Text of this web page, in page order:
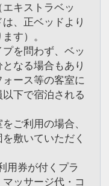
キストラベッ
、正ベッドより
す）。
を問わず、ベッ
なる場合もあり
ース等の客室に
下で宿泊される
ご利用の場合、
敷いていただく
用券が付くプラ
ッサージ代・コ